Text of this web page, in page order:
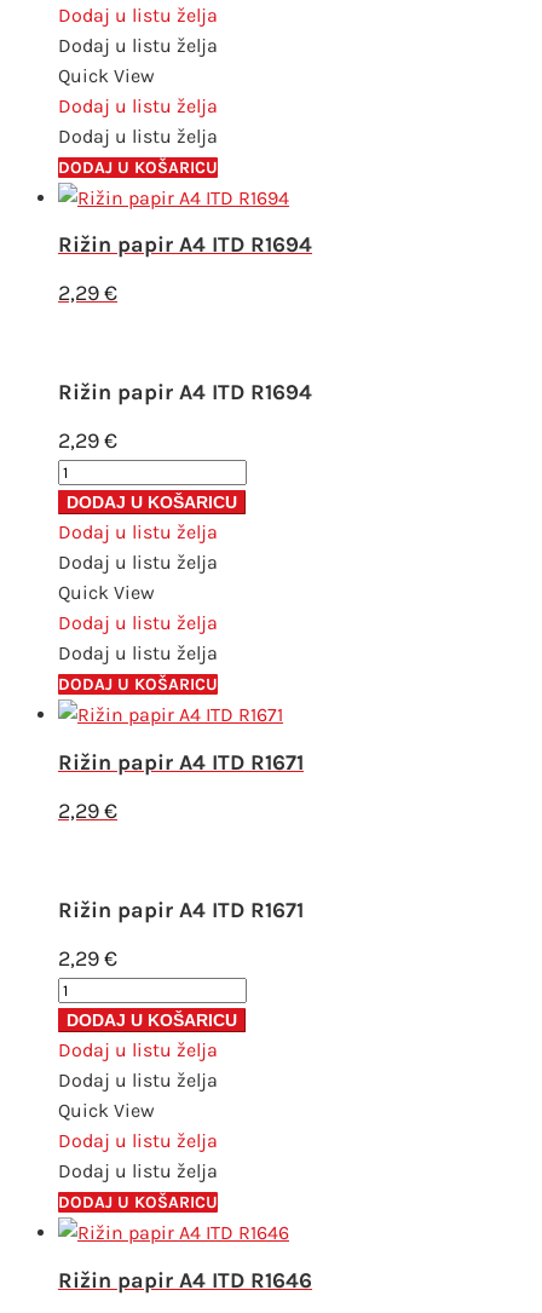
A4
ITD
R1733
količina
Dodaj u listu želja
Dodaj u listu želja
Quick View
Dodaj u listu želja
Dodaj u listu želja
DODAJ U KOŠARICU
Rižin papir A4 ITD R1694
2,29€
Rižin papir A4 ITD R1694
2,29€
Rižin
papir
A4
ITD
R1694
količina
DODAJ U KOŠARICU
Dodaj u listu želja
Dodaj u listu želja
Quick View
Dodaj u listu želja
Dodaj u listu želja
DODAJ U KOŠARICU
Rižin papir A4 ITD R1671
2,29€
Rižin papir A4 ITD R1671
2,29€
Rižin
papir
A4
ITD
R1671
količina
DODAJ U KOŠARICU
Dodaj u listu želja
Dodaj u listu želja
Quick View
Dodaj u listu želja
Dodaj u listu želja
DODAJ U KOŠARICU
Rižin papir A4 ITD R1646